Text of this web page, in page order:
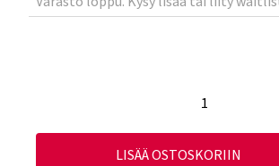
LISÄÄ OSTOSKORIIN